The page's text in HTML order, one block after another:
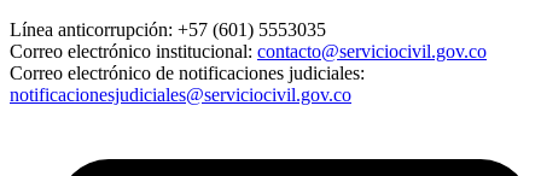
Línea anticorrupción: +57 (601) 5553035
Correo electrónico institucional: contacto@serviciocivil.gov.co
Correo electrónico de notificaciones judiciales:
notificacionesjudiciales@serviciocivil.gov.co